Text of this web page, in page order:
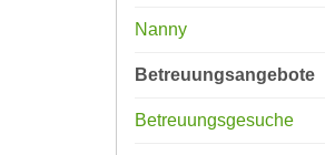
Nanny
Betreuungsangebote
Betreuungsgesuche